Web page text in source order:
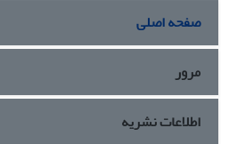
صفحه اصلی
مرور
اطلاعات نشریه